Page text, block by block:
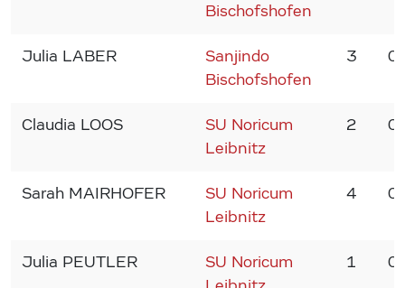
Bischofshofen
Julia LABER
Sanjindo
Bischofshofen
3 0
Claudia LOOS
SU Noricum
Leibnitz
2 0
Sarah MAIRHOFER
SU Noricum
Leibnitz
4 0
Julia PEUTLER
SU Noricum
1 0